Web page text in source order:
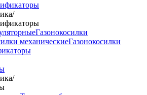
/
Газонокосилки
механическиеГазонокосилки
/